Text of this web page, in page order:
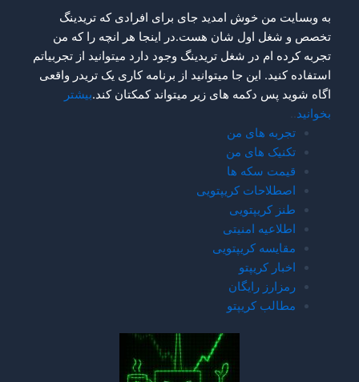
به وبسایت من خوش امدید جای برای افرادی که تریدینگ
تخصص و شغل اول شان هست.در اینجا هر انچه را که من
تجربه کرده ام در شغل تریدینگ وجود دارد میتوانید از تجربیاتم
استفاده کنید. این جا میتوانید از برنامه کاری یک تریدر واقعی
اگاه شوید پس دکمه های زیر میتواند کمکتان کند.بیشتر
بخوانید
تجربه های من
تکنیک های من
قیمت سکه ها
اصطلاحات کریپتویی
طنز کریپتویی
اطلاعیه امنیتی
مقایسه کریپتویی
اخبار کریپتو
رمزارز رایگان
مطالب کریپتو